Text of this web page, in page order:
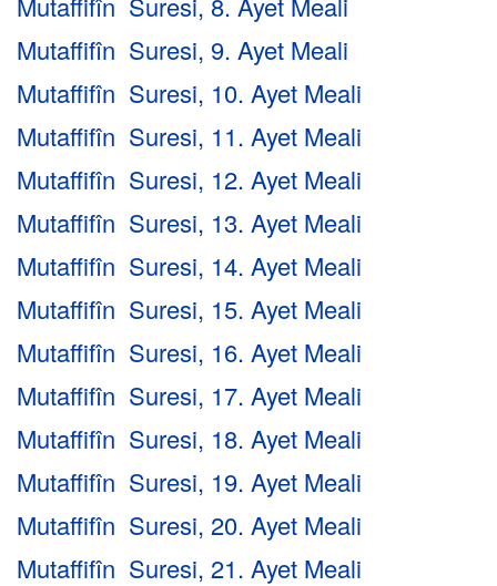
Mutaffifîn Suresi, 9. Ayet Meali
Mutaffifîn Suresi, 10. Ayet Meali
Mutaffifîn Suresi, 11. Ayet Meali
Mutaffifîn Suresi, 12. Ayet Meali
Mutaffifîn Suresi, 13. Ayet Meali
Mutaffifîn Suresi, 14. Ayet Meali
Mutaffifîn Suresi, 15. Ayet Meali
Mutaffifîn Suresi, 16. Ayet Meali
Mutaffifîn Suresi, 17. Ayet Meali
Mutaffifîn Suresi, 18. Ayet Meali
Mutaffifîn Suresi, 19. Ayet Meali
Mutaffifîn Suresi, 20. Ayet Meali
Mutaffifîn Suresi, 21. Ayet Meali